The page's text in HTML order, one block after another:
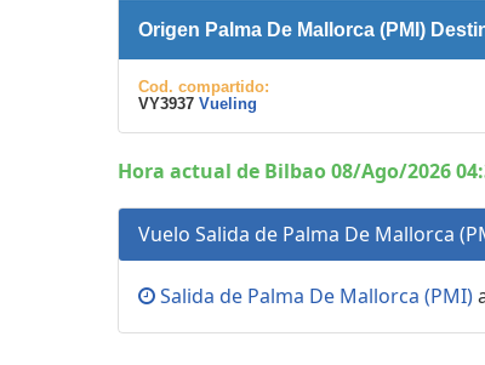
Origen Palma De Mallorca (PMI)
Cod. compartido:
VY3937 Vueling
Hora actual de Bilbao 08/Ago/2026
Vuelo Salida de Palma De Mallorca
Salida de Palma De Mallorca (PMI)